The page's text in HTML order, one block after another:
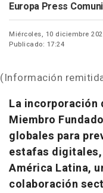
Europa Press
Miércoles, 10 diciembre
Publicado: 17:24
(Información
La incorporación
Miembro
globales para
estafas digitales,
América Latina,
colaboración